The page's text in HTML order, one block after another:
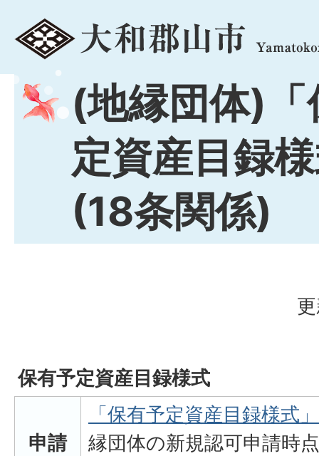
menu
(地縁団体)「
定資産目録
(18条関係)
保有予定資産目録様式
申請
「保有予定資産目録様式
縁団体の新規認可申請時